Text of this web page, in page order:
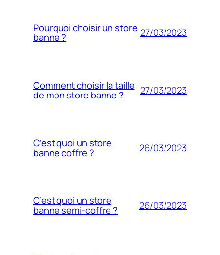
Pourquoi choisir un store
banne ? 27/03/2023
Comment choisir la taille
de mon store banne ? 27/03/2023
C’est quoi un store
banne coffre ? 26/03/2023
C’est quoi un store
banne semi-coffre ? 26/03/2023